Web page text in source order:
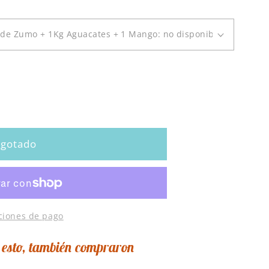
de pago
también compraron